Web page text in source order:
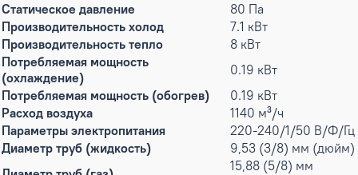
Статическое давление
80 Па
Производительность холод
7.1 кВт
Производительность тепло
8 кВт
Потребляемая мощность
(охлаждение)
0.19 кВт
Потребляемая мощность (обогрев)
0.19 кВт
Расход воздуха
1140 м³/ч
Параметры электропитания
220-240/1/50 В/Ф/Гц
Диаметр труб (жидкость)
9,53 (3/8) мм (дюйм)
15,88 (5/8) мм